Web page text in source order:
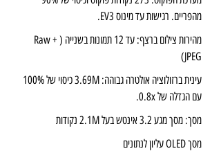
מהפריים. רגישות עד מינוס EV3.
מהירות צילום ברצף: עד 12 תמונות בשנייה (Raw +
JPEG)
עם הגדלה של 0.8x.
מסך: מסך מגע 3.2 אינטש בעל 2.1M נקודות
מסך OLED עליון לנתונים